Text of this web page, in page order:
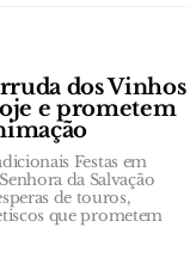
dos Vinhos
e prometem
Festas em
da Salvação
de touros,
que prometem